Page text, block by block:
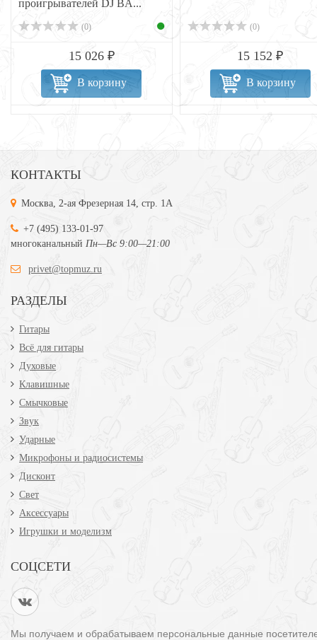
проигрывателей DJ BA...
(0)
15 026 ₽
В корзину
(0)
15 152 ₽
В корзину
КОНТАКТЫ
Москва, 2-ая Фрезерная 14, стр. 1А
+7 (495) 133-01-97
многоканальный Пн—Вс 9:00—21:00
privet@topmuz.ru
РАЗДЕЛЫ
Гитары
Всё для гитары
Духовые
Клавишные
Смычковые
Звук
Ударные
Микрофоны и радиосистемы
Дисконт
Свет
Аксессуары
Игрушки и моделизм
СОЦСЕТИ
Мы получаем и обрабатываем персональные данные